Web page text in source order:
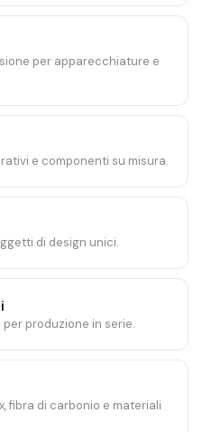
per apparecchiature e
e componenti su misura.
di design unici.
produzione in serie.
fibra di carbonio e materiali